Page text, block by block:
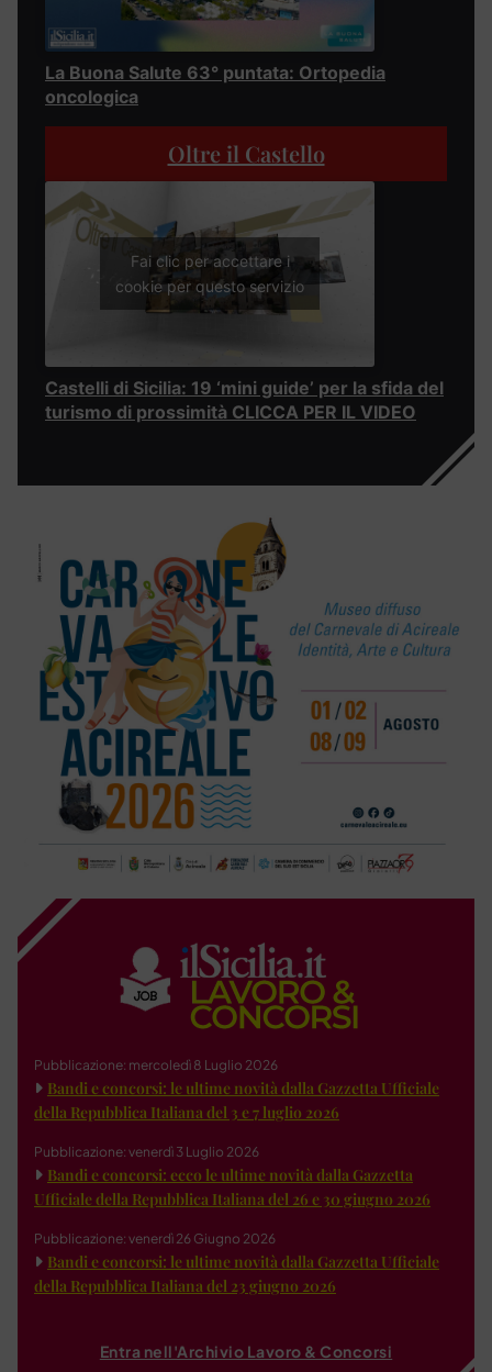
La Buona Salute 63° puntata: Ortopedia
oncologica
Oltre il Castello
Fai clic per accettare i
cookie per questo servizio
Castelli di Sicilia: 19 ‘mini guide’ per la sfida del
turismo di prossimità CLICCA PER IL VIDEO
Pubblicazione: mercoledì 8 Luglio 2026
Bandi e concorsi: le ultime novità dalla Gazzetta Ufficiale
della Repubblica Italiana del 3 e 7 luglio 2026
Pubblicazione: venerdì 3 Luglio 2026
Bandi e concorsi: ecco le ultime novità dalla Gazzetta
Ufficiale della Repubblica Italiana del 26 e 30 giugno 2026
Pubblicazione: venerdì 26 Giugno 2026
Bandi e concorsi: le ultime novità dalla Gazzetta Ufficiale
della Repubblica Italiana del 23 giugno 2026
Entra nell'Archivio Lavoro & Concorsi